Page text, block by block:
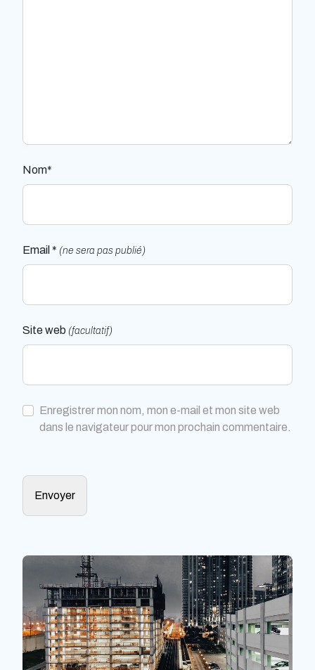
Nom*
Email * (ne sera pas publié)
Site web (facultatif)
Enregistrer mon nom, mon e-mail et mon site web
dans le navigateur pour mon prochain commentaire.